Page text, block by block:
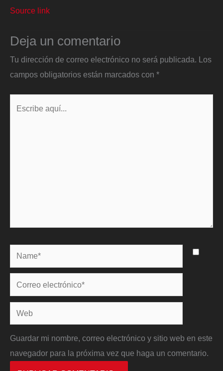
Source link
Deja un comentario
Tu dirección de correo electrónico no será publicada.
Los
campos obligatorios están marcados con *
Name*
Correo
electrónico*
Web
Guardar mi nombre, correo electrónico y sitio web en este
navegador para la próxima vez que haga un comentario.